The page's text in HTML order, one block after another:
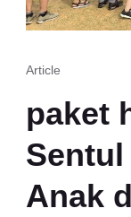
Article
paket
Anak